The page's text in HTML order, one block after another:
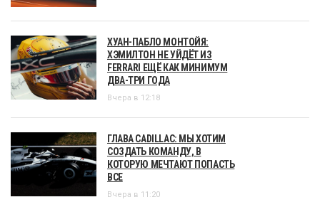
ХУАН-ПАБЛО МОНТОЙЯ:
ХЭМИЛТОН НЕ УЙДЁТ ИЗ
FERRARI ЕЩЁ КАК МИНИМУМ
ДВА-ТРИ ГОДА
Вчера в 12:18
ГЛАВА CADILLAC: МЫ ХОТИМ
СОЗДАТЬ КОМАНДУ, В
КОТОРУЮ МЕЧТАЮТ ПОПАСТЬ
ВСЕ
Вчера в 11:20